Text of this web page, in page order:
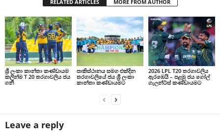
RELATED ARTICLES MORE FROM AUTHOR
ශ්‍රී ලංකා කාන්තා කණ්ඩායම
කලින්ම T 20 තරගාවලිය ජය
ගනී
පාකිස්ථානය සමග එක්දින
තරගාවලියේ ජය ශ්‍රී ලංකා
කාන්තා කණ්ඩායමට
2026 LPL T20 තරගාවලිය
ඇරඹෙයි – පළමු ජය ගෝල්
ගැලන්ට්ස් කණ්ඩායමට
Leave a reply